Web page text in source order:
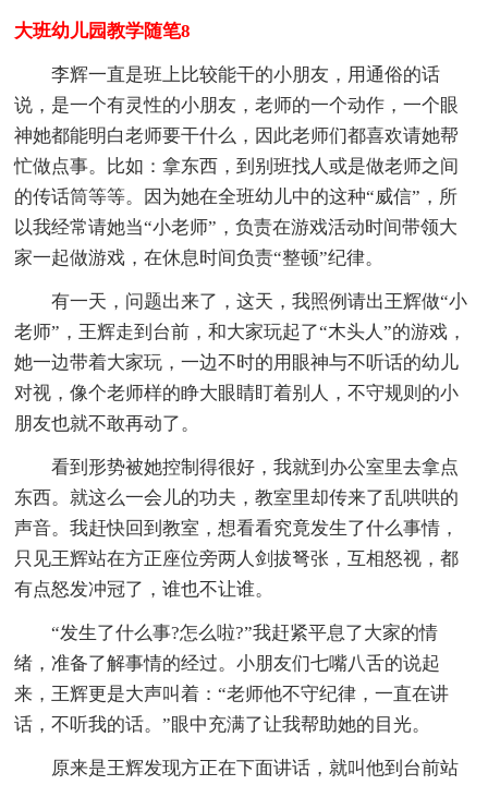
大班幼儿园教学随笔8
李辉一直是班上比较能干的小朋友，用通俗的话
说，是一个有灵性的小朋友，老师的一个动作，一个眼
神她都能明白老师要干什么，因此老师们都喜欢请她帮
忙做点事。比如：拿东西，到别班找人或是做老师之间
的传话筒等等。因为她在全班幼儿中的这种“威信”，所
以我经常请她当“小老师”，负责在游戏活动时间带领大
家一起做游戏，在休息时间负责“整顿”纪律。
有一天，问题出来了，这天，我照例请出王辉做“小
老师”，王辉走到台前，和大家玩起了“木头人”的游戏，
她一边带着大家玩，一边不时的用眼神与不听话的幼儿
对视，像个老师样的睁大眼睛盯着别人，不守规则的小
朋友也就不敢再动了。
看到形势被她控制得很好，我就到办公室里去拿点
东西。就这么一会儿的功夫，教室里却传来了乱哄哄的
声音。我赶快回到教室，想看看究竟发生了什么事情，
只见王辉站在方正座位旁两人剑拔弩张，互相怒视，都
有点怒发冲冠了，谁也不让谁。
“发生了什么事?怎么啦?”我赶紧平息了大家的情
绪，准备了解事情的经过。小朋友们七嘴八舌的说起
来，王辉更是大声叫着：“老师他不守纪律，一直在讲
话，不听我的话。”眼中充满了让我帮助她的目光。
原来是王辉发现方正在下面讲话，就叫他到台前站